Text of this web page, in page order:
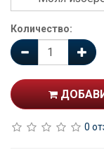
Количество:
0